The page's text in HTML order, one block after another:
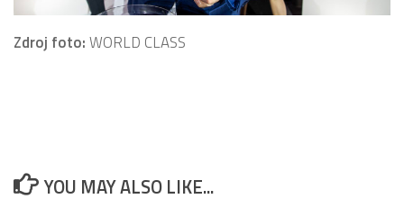
Zdroj foto:WORLD CLASS
YOU MAY ALSO LIKE...